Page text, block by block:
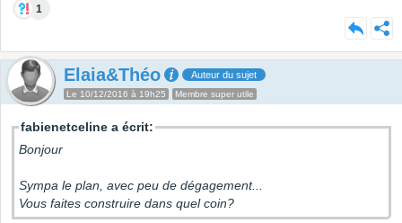
1
Elaia&Théo Auteur du sujet
Le 10/12/2016 à 19h25 Membre super utile
fabienetceline a écrit:
Bonjour
Sympa le plan, avec peu de dégagement...
Vous faites construire dans quel coin?